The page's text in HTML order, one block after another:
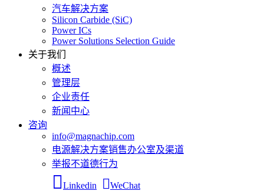
汽车解决方案
Silicon Carbide (SiC)
Power ICs
Power Solutions Selection Guide
关于我们
概述
管理层
企业责任
新闻中心
咨询
info@magnachip.com
电源解决方案销售办公室及渠道
举报不道德行为
Linkedin
WeChat